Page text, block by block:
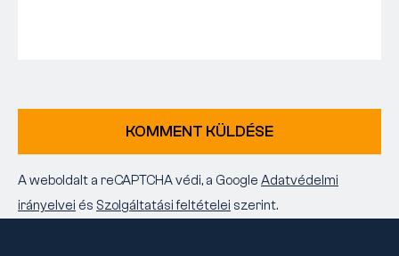
KOMMENT KÜLDÉSE
A weboldalt a reCAPTCHA védi, a Google Adatvédelmi
irányelvei és Szolgáltatási feltételei szerint.